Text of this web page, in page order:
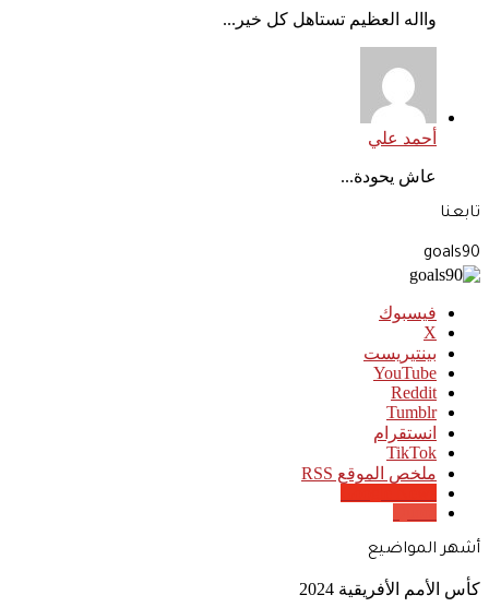
وااله العظيم تستاهل كل خير...
أحمد علي
عاش يحودة...
تابعنا
goals90
فيسبوك
‫X
بينتيريست
‫YouTube
انستقرام
‫TikTok
ملخص الموقع RSS
أشهر المواضيع
كأس الأمم الأفريقية 2024